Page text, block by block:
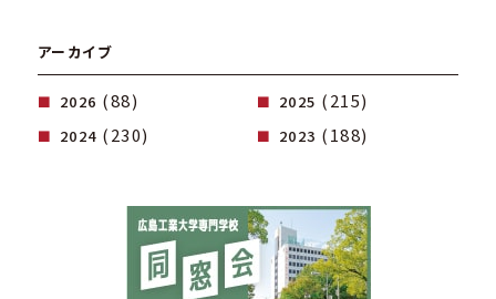
アーカイブ
2026 (88) 2025 (215)
2024 (230) 2023 (188)